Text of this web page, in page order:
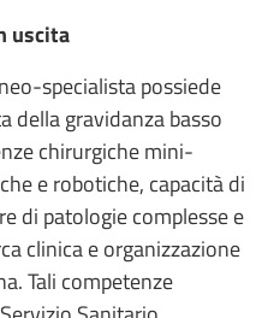
uscita
specialista possiede
della gravidanza basso
chirurgiche mini-
e robotiche, capacità di
di patologie complesse e
clinica e organizzazione
Tali competenze